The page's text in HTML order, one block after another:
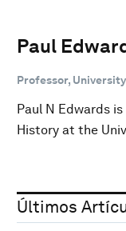
Paul
Professor,
Paul N Edwards
History at the
Últimos